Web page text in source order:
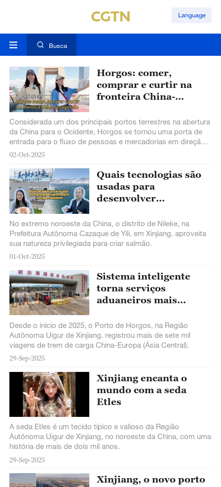
Language
Busca
Horgos: comer,
comprar e curtir na
fronteira China-
Considerada um dos principais portos terrestres na abertura
da China para o Ocidente, Horgos se tornou uma porta de
entrada para o fluxo de pessoas e mercadorias em direção à
Ásia Central e até aos mercados europeus.
02-Oct-2025
Quais tecnologias são
usadas para
desenvolver
interiores
No extremo noroeste da China, o distrito de Nileke, na
Prefeitura Autônoma Cazaque de Yili, em Xinjiang, aproveita
sua natureza privilegiada para criar salmão.
01-Oct-2025
Sistema inteligente
torna serviços
aduaneiros mais
Desde o início de 2025, o Porto de Horgos, na Região
Autônoma Uigur de Xinjiang, registrou mais de sete mil
viagens de trem de carga China-Europa (Ásia Central).
29-Sep-2025
Xinjiang encanta o
mundo com a seda
Etles
A seda Etles é um tecido típico e valioso da Região
Autônoma Uigur de Xinjiang, no noroeste da China, com uma
história de mais de dois mil anos.
29-Sep-2025
Xinjiang, o novo porto